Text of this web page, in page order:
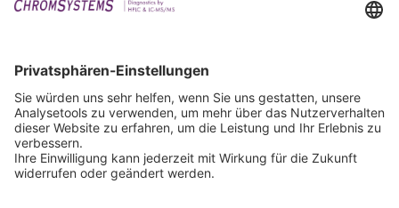
IFU anfordern
Zertifizierungen